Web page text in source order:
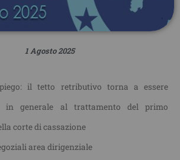
1 Agosto 2025
il tetto retributivo torna a essere
in generale al trattamento del primo
corte di cassazione
area dirigenziale